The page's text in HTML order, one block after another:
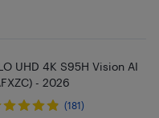
UHD 4K S95H Vision AI
- 2026
(181)